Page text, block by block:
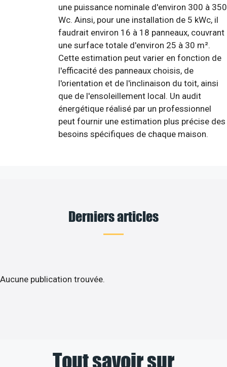
une puissance nominale d'environ 300 à 350
Wc. Ainsi, pour une installation de 5 kWc, il
faudrait environ 16 à 18 panneaux, couvrant
une surface totale d'environ 25 à 30 m².
Cette estimation peut varier en fonction de
l'efficacité des panneaux choisis, de
l'orientation et de l'inclinaison du toit, ainsi
que de l'ensoleillement local. Un audit
énergétique réalisé par un professionnel
peut fournir une estimation plus précise des
besoins spécifiques de chaque maison.
Derniers articles
Aucune publication trouvée.
Tout savoir sur